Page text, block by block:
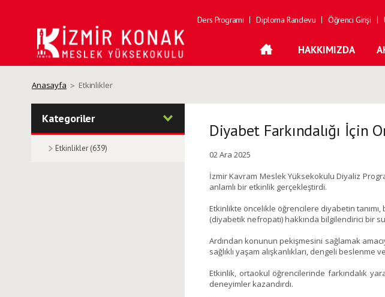
Ders Programı Diploma Randevu Öğrenci Girişi
HAKKIMIZDA
Anasayfa Etkinlikler
Kategoriler
Etkinlikler (639)
Diyabet Farkındalığı İçin
02 Ara 2025
İzmir Kavram Meslek Yüksekokulu Diyaliz
anlamlı bir etkinlik gerçekleştirdi.
Etkinlikte öncelikle öğrencilere diyabetin
(diyabetik nefropati) hakkında bilgilendirici bir
Ardından konunun pekişmesini sağlamak
sağlıklı yaşam alışkanlıkları, dengeli
Etkinlik, ortaokul öğrencilerinde farkındalık
deneyimler kazandırdı.